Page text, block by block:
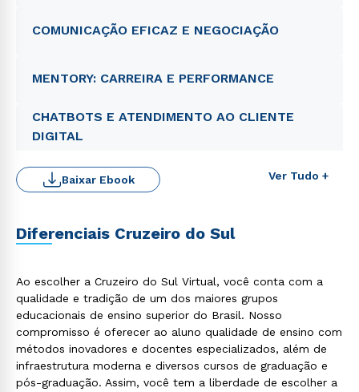
COMUNICAÇÃO EFICAZ E NEGOCIAÇÃO
MENTORY: CARREIRA E PERFORMANCE
CHATBOTS E ATENDIMENTO AO CLIENTE
DIGITAL
Ver Tudo +
Baixar Ebook
Diferenciais Cruzeiro do Sul
Ao escolher a Cruzeiro do Sul Virtual, você conta com a
qualidade e tradição de um dos maiores grupos
educacionais de ensino superior do Brasil. Nosso
compromisso é oferecer ao aluno qualidade de ensino com
métodos inovadores e docentes especializados, além de
infraestrutura moderna e diversos cursos de graduação e
pós-graduação. Assim, você tem a liberdade de escolher a
Rápido e fácil
WhatsApp
ou